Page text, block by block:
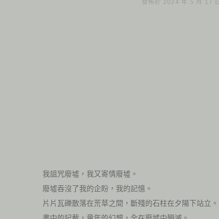
發佈於 2024 年 5 月 17
我詛咒廢墟，我又寄情廢墟。
廢墟吞沒了我的企盼，我的記憶。
片片瓦礫散落在荒草之間，斷殘的石柱在夕陽下站立。